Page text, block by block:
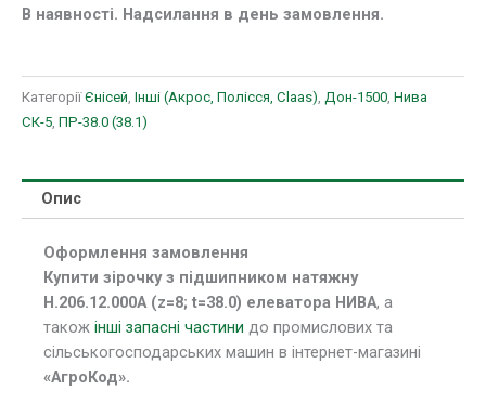
В наявності. Надсилання в день замовлення.
Категорії Єнісей Інші (Акрос, Полісся, Claas) Дон-1500 Нива
СК-5 ПР-38.0 (38.1)
Опис
Оформлення замовлення
Купити зірочку з підшипником натяжну
H.206.12.000А (z=8; t=38.0) елеватора НИВА, а
також інші запасні частини до промислових та
сільськогосподарських машин в інтернет-магазині
«АгроКод».